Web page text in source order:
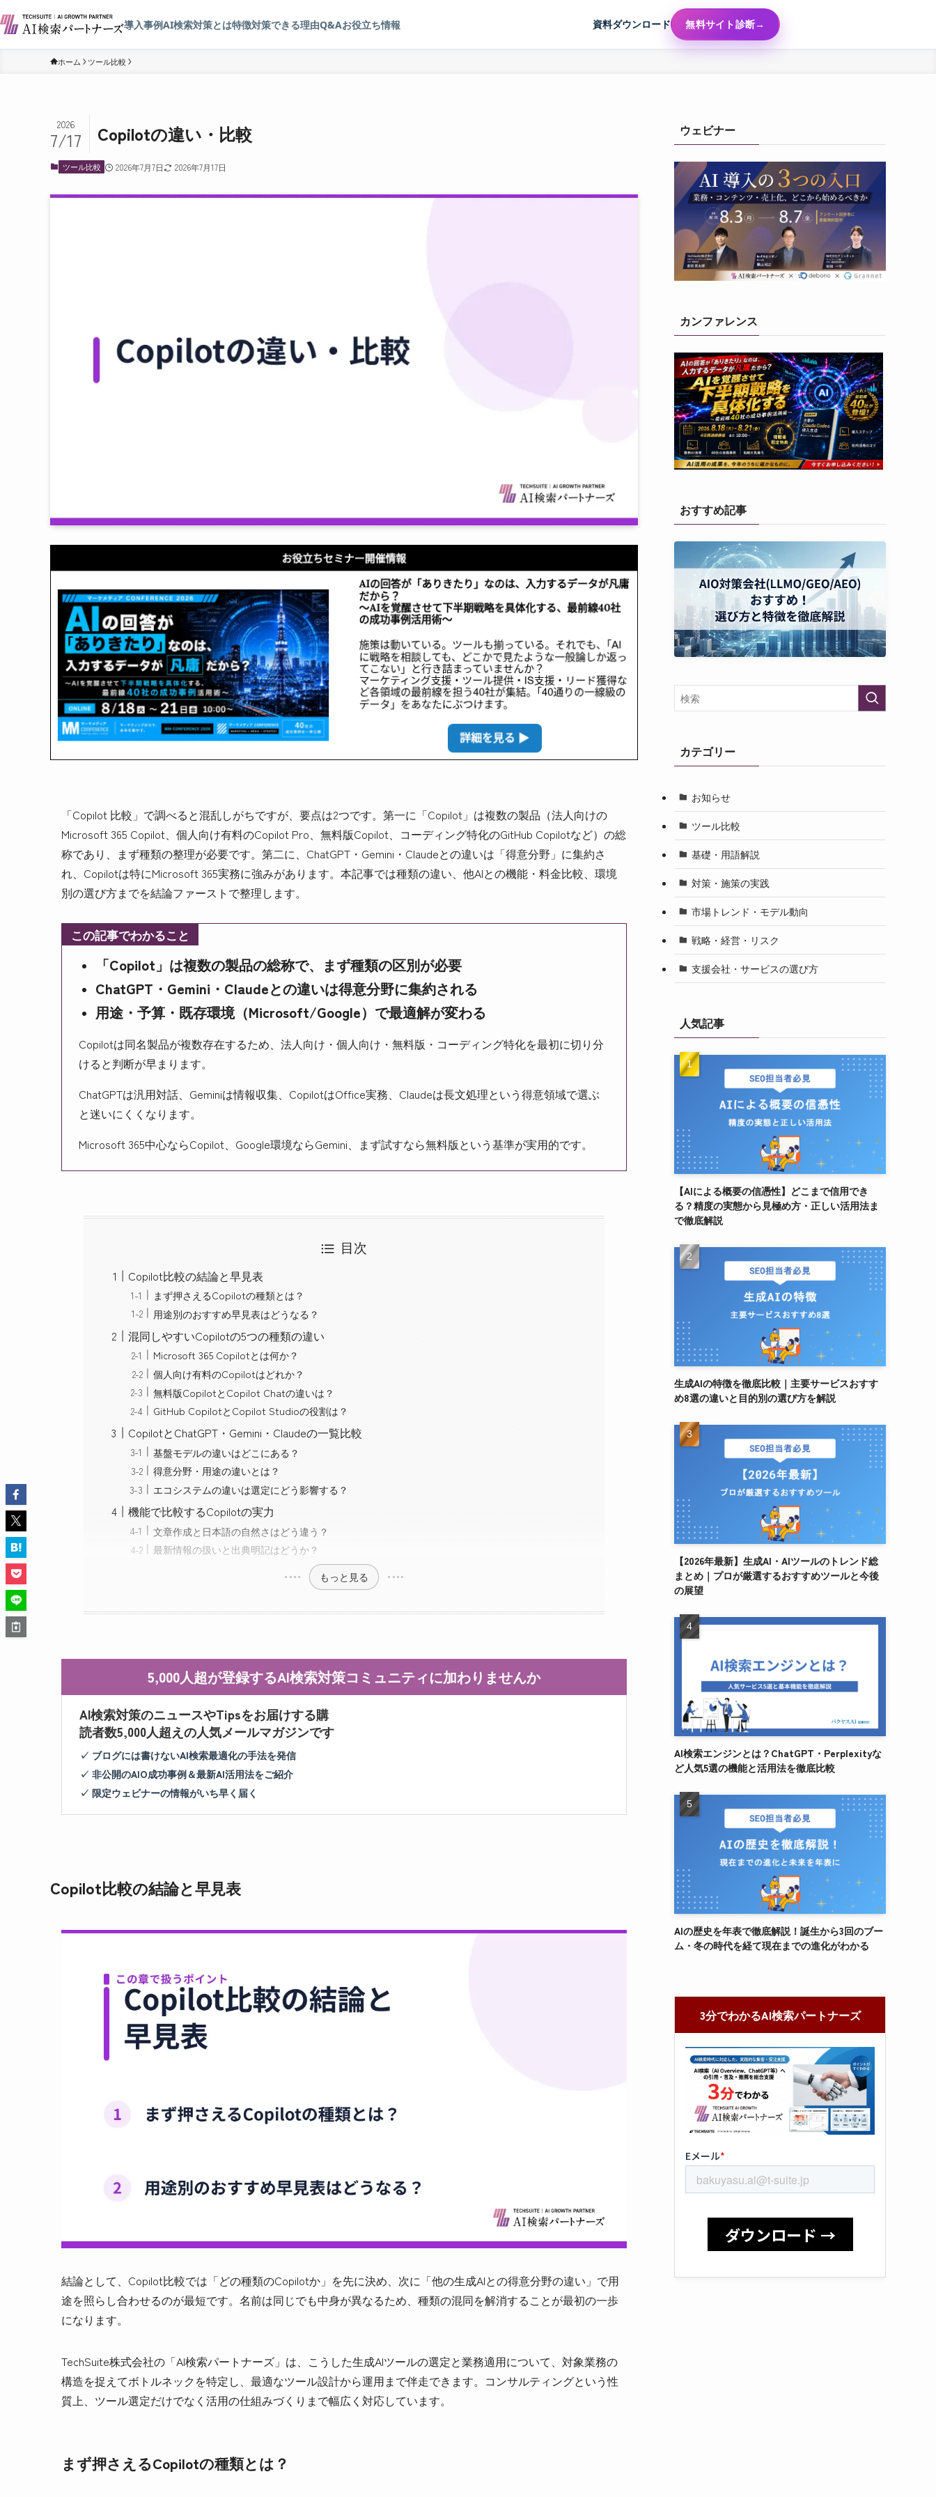
導入事例AI検索対策とは特徴対策できる理由Q&Aお役立ち情報 資料ダウンロード 無料サイト診断
ホーム ツール比較
Copilotの違い・比較
2026
7/17
ツール比較 2026年7月7日 2026年7月17日
「Copilot 比較」で調べると混乱しがちですが、要点は2つです。第一に「Copilot」は複数の製品（法人向けの
Microsoft 365 Copilot、個人向け有料のCopilot Pro、無料版Copilot、コーディング特化のGitHub Copilotなど）の総
称であり、まず種類の整理が必要です。第二に、ChatGPT・Gemini・Claudeとの違いは「得意分野」に集約さ
れ、Copilotは特にMicrosoft 365実務に強みがあります。本記事では種類の違い、他AIとの機能・料金比較、環境
別の選び方までを結論ファーストで整理します。
この記事でわかること
「Copilot」は複数の製品の総称で、まず種類の区別が必要
ChatGPT・Gemini・Claudeとの違いは得意分野に集約される
用途・予算・既存環境（Microsoft/Google）で最適解が変わる
Copilotは同名製品が複数存在するため、法人向け・個人向け・無料版・コーディング特化を最初に切り分
けると判断が早まります。
ChatGPTは汎用対話、Geminiは情報収集、CopilotはOffice実務、Claudeは長文処理という得意領域で選ぶ
と迷いにくくなります。
Microsoft 365中心ならCopilot、Google環境ならGemini、まず試すなら無料版という基準が実用的です。
目次
Copilot比較の結論と早見表
まず押さえるCopilotの種類とは？
用途別のおすすめ早見表はどうなる？
混同しやすいCopilotの5つの種類の違い
Microsoft 365 Copilotとは何か？
個人向け有料のCopilotはどれか？
無料版CopilotとCopilot Chatの違いは？
GitHub CopilotとCopilot Studioの役割は？
CopilotとChatGPT・Gemini・Claudeの一覧比較
基盤モデルの違いはどこにある？
得意分野・用途の違いとは？
エコシステムの違いは選定にどう影響する？
機能で比較するCopilotの実力
文章作成と日本語の自然さはどう違う？
最新情報の扱いと出典明記はどうか？
もっと見る
5,000人超が登録するAI検索対策コミュニティに加わりませんか
AI検索対策のニュースやTipsをお届けする購
読者数5,000人超えの人気メールマガジンです
✓ ブログには書けないAI検索最適化の手法を発信
✓ 非公開のAIO成功事例＆最新AI活用法をご紹介
✓ 限定ウェビナーの情報がいち早く届く
Copilot比較の結論と早見表
結論として、Copilot比較では「どの種類のCopilotか」を先に決め、次に「他の生成AIとの得意分野の違い」で用
途を照らし合わせるのが最短です。名前は同じでも中身が異なるため、種類の混同を解消することが最初の一歩
になります。
TechSuite株式会社の「AI検索パートナーズ」は、こうした生成AIツールの選定と業務適用について、対象業務の
構造を捉えてボトルネックを特定し、最適なツール設計から運用まで伴走できます。コンサルティングという性
質上、ツール選定だけでなく活用の仕組みづくりまで幅広く対応しています。
まず押さえるCopilotの種類とは？
ウェビナー
カンファレンス
おすすめ記事
カテゴリー
お知らせ
ツール比較
基礎・用語解説
対策・施策の実践
市場トレンド・モデル動向
戦略・経営・リスク
支援会社・サービスの選び方
人気記事
【AIによる概要の信憑性】どこまで信用でき
る？精度の実態から見極め方・正しい活用法ま
で徹底解説
生成AIの特徴を徹底比較｜主要サービスおすす
め8選の違いと目的別の選び方を解説
【2026年最新】生成AI・AIツールのトレンド総
まとめ｜プロが厳選するおすすめツールと今後
の展望
AI検索エンジンとは？ChatGPT・Perplexityな
ど人気5選の機能と活用法を徹底比較
AIの歴史を年表で徹底解説！誕生から3回のブー
ム・冬の時代を経て現在までの進化がわかる
3分でわかるAI検索パートナーズ